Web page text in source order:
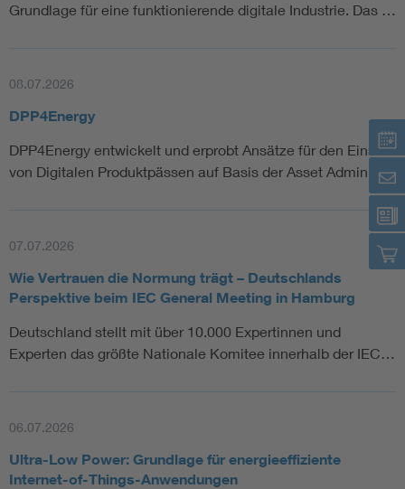
Grundlage für eine funktionierende digitale Industrie. Das …
08.07.2026
DPP4Energy
DPP4Energy entwickelt und erprobt Ansätze für den Einsatz
von Digitalen Produktpässen auf Basis der Asset Adminis…
07.07.2026
Wie Vertrauen die Normung trägt – Deutschlands
Perspektive beim IEC General Meeting in Hamburg
Deutschland stellt mit über 10.000 Expertinnen und
Experten das größte Nationale Komitee innerhalb der IEC…
06.07.2026
Ultra-Low Power: Grundlage für energieeffiziente
Internet-of-Things-Anwendungen